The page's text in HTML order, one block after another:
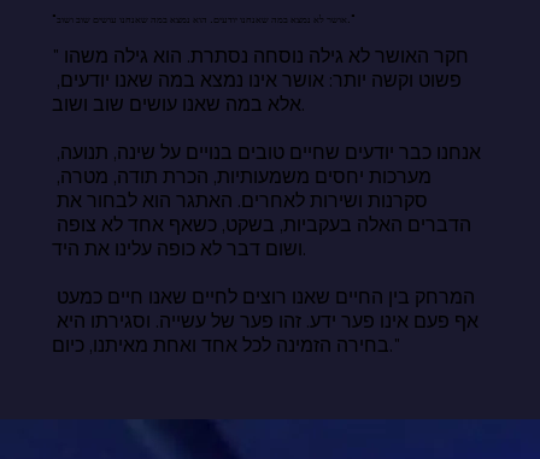
"אושר לא נמצא במה שאנחנו יודעים. הוא נמצא במה שאנחנו עושים שוב ושוב."
"חקר האושר לא גילה נוסחה נסתרת. הוא גילה משהו
אלא במה שאנו עושים שוב ושוב.
ושום דבר לא כופה עלינו את היד.
בחירה הזמינה לכל אחד ואחת מאיתנו, כיום."